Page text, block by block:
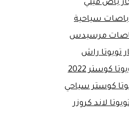
باص ميني
باصات سياحية
باصات مرسيدس
تويوتا راش
كوستر 2022
كوستر سياحي
لاند كروزر